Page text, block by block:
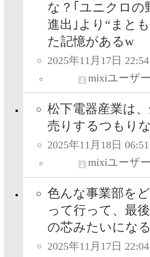
な？｢ユニクロの
進出｣より“まと
た記憶があるw
2025年11月17日 22:54
mixiユーザー
松下電器産業は
売りするつもり
2025年11月18日 06:51
mixiユーザー
色んな事業部を
って行って、最
の芯みたいになる
2025年11月17日 22:04